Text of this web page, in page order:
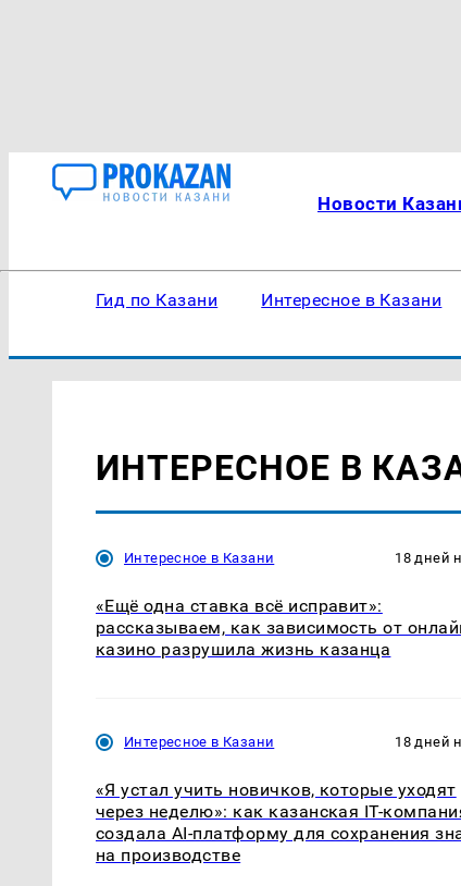
Новости
Гид по Казани Интересное в Казани
ИНТЕРЕСНОЕ В
Интересное в Казани 18 дней
«Ещё одна ставка всё исправит»:
рассказываем, как зависимость от
казино разрушила жизнь казанца
Интересное в Казани 18 дней
«Я устал учить новичков, которые уходят
через неделю»: как казанская IT-
создала AI-платформу для сохранения
на производстве